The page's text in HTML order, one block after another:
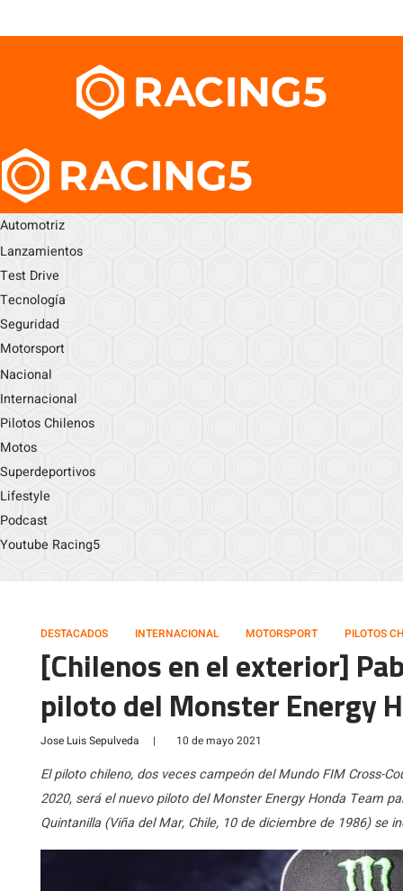
Automotriz
Lanzamientos
Test Drive
Tecnología
Seguridad
Motorsport
Nacional
Internacional
Pilotos Chilenos
Motos
Superdeportivos
Lifestyle
Podcast
Youtube Racing5
DESTACADOS INTERNACIONAL MOTORSPORT PILOTOS
[Chilenos en el exterior]
piloto del Monster Energy
Jose Luis Sepulveda | 10 de mayo 2021
El piloto chileno, dos veces campeón del Mundo FIM Cross-
2020, será el nuevo piloto del Monster Energy Honda Team
Quintanilla (Viña del Mar, Chile, 10 de diciembre de 1986) se